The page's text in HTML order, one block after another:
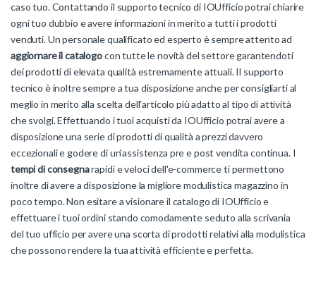
caso tuo. Contattando il supporto tecnico di IOUfficio potrai chiarire
ogni tuo dubbio e avere informazioni in merito a tutti i prodotti
venduti. Un personale qualificato ed esperto è sempre attento ad
aggiornare il catalogocon tutte le novità del settore garantendoti
dei prodotti di elevata qualità estremamente attuali. Il supporto
tecnico è inoltre sempre a tua disposizione anche per consigliarti al
meglio in merito alla scelta dell'articolo più adatto al tipo di attività
che svolgi. Effettuando i tuoi acquisti da IOUfficio potrai avere a
disposizione una serie di prodotti di qualità a prezzi davvero
eccezionali e godere di un'assistenza pre e post vendita continua. I
tempi di consegnarapidi e veloci dell'e-commerce ti permettono
inoltre di avere a disposizione la migliore modulistica magazzino in
poco tempo. Non esitare a visionare il catalogo di IOUfficio e
effettuare i tuoi ordini stando comodamente seduto alla scrivania
del tuo ufficio per avere una scorta di prodotti relativi alla modulistica
che possono rendere la tua attività efficiente e perfetta.